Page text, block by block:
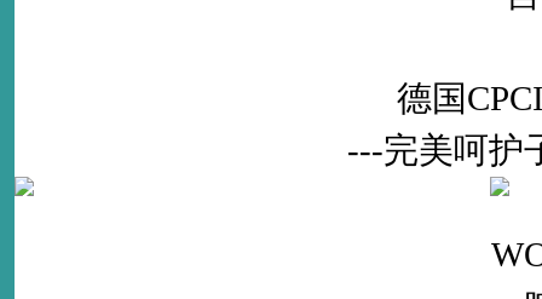
德国
---完美呵护